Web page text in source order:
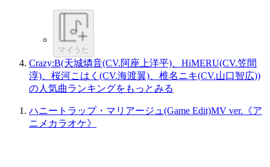
マイうた
Crazy:B(天城燐音(CV.阿座上洋平)、HiMERU(CV.笠間
淳)、桜河こはく(CV.海渡翼)、椎名ニキ(CV.山口智広))
の人気曲ランキングをもっとみる
ハニートラップ・マリアージュ(Game Edit)MV ver.《ア
ニメカラオケ》